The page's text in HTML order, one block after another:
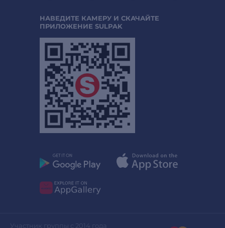
НАВЕДИТЕ КАМЕРУ И СКАЧАЙТЕ
ПРИЛОЖЕНИЕ SULPAK
Участник группы с 2014 года